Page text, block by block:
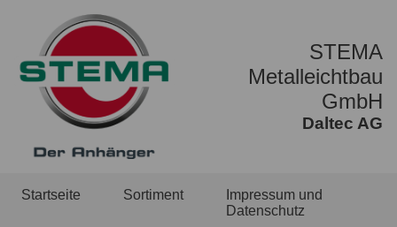
STEMA
Metalleichtbau
GmbH
Daltec AG
Startseite Sortiment
Impressum und
Datenschutz